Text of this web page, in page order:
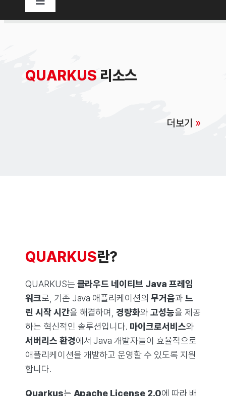
Toggle
Navigation
QUARKUS 리소스
더보기 »
QUARKUS란?
QUARKUS는 클라우드 네이티브 Java 프레임
워크로, 기존 Java 애플리케이션의 무거움과 느
린 시작 시간을 해결하며,경량화와고성능을 제공
하는 혁신적인 솔루션입니다. 마이크로서비스와
서버리스 환경에서 Java 개발자들이 효율적으로
애플리케이션을 개발하고 운영할 수 있도록 지원
합니다.
Quarkus는 Apache License 2.0에 따라 배